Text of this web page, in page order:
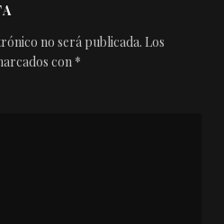
no será publicada. Los
con *